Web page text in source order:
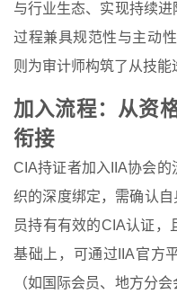
与行业生态、实现持续
过程兼具规范性与主动
则为审计师构筑了从技能
加入流程：从资
衔接
CIA持证者加入IIA协会的
织的深度绑定，需确认
员持有有效的CIA认证，
基础上，可通过IIA官方
（如国际会员、地方分